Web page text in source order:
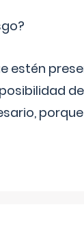
estén